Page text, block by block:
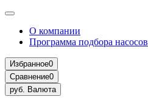
О компании
Программа подбора насосов
Избранное0
Сравнение0
руб. Валюта